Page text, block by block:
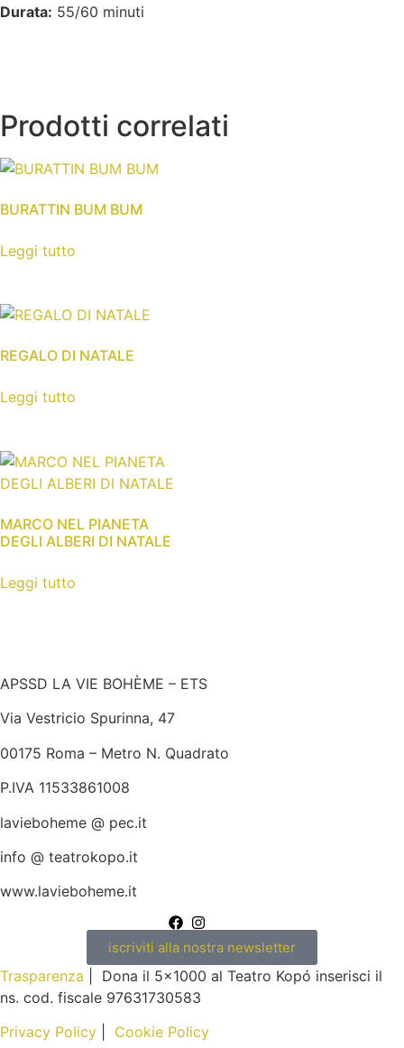
Durata: 55/60 minuti
Prodotti correlati
BURATTIN BUM BUM
Leggi tutto
REGALO DI NATALE
Leggi tutto
MARCO NEL PIANETA
DEGLI ALBERI DI NATALE
Leggi tutto
APSSD LA VIE BOHÈME – ETS
Via Vestricio Spurinna, 47
00175 Roma – Metro N. Quadrato
P.IVA 11533861008
lavieboheme @ pec.it
info @ teatrokopo.it
www.lavieboheme.it
iscriviti alla nostra newsletter
Trasparenza
| Dona il 5×1000 al Teatro Kopó inserisci il
ns. cod. fiscale 97631730583
Privacy Policy
Cookie Policy